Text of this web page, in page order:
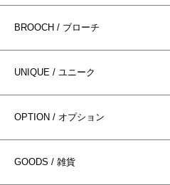
BROOCH / ブローチ
UNIQUE / ユニーク
OPTION / オプション
GOODS / 雑貨